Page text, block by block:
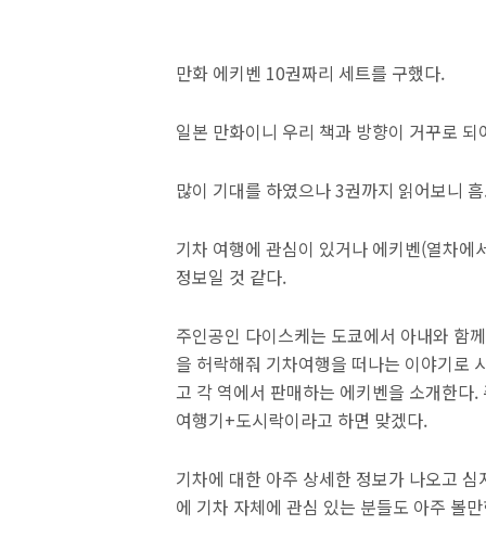
만화 에키벤 10권짜리 세트를 구했다.
일본 만화이니 우리 책과 방향이 거꾸로 되
많이 기대를 하였으나 3권까지 읽어보니
기차 여행에 관심이 있거나 에키벤(열차
정보일 것 같다.
주인공인 다이스케는 도쿄에서 아내와 함
을 허락해줘 기차여행을 떠나는 이야기로
고 각 역에서 판매하는 에키벤을 소개한
여행기+도시락이라고 하면 맞겠다.
기차에 대한 아주 상세한 정보가 나오고
에 기차 자체에 관심 있는 분들도 아주 볼